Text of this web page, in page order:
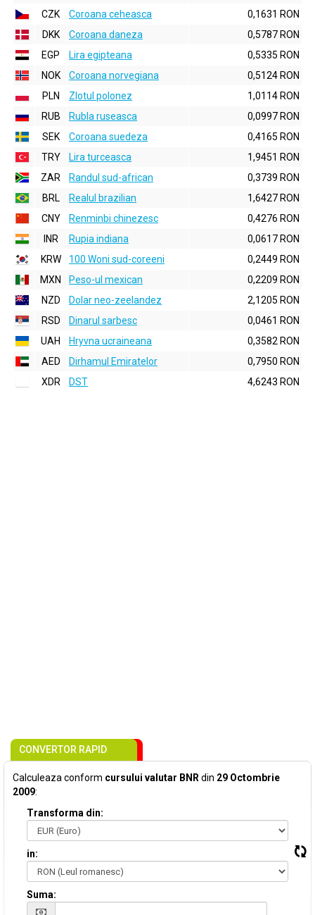
CZK
Coroana ceheasca
0,1631 RON
DKK
Coroana daneza
0,5787 RON
EGP
Lira egipteana
0,5335 RON
NOK
Coroana norvegiana
0,5124 RON
PLN
Zlotul polonez
1,0114 RON
RUB
Rubla ruseasca
0,0997 RON
SEK
Coroana suedeza
0,4165 RON
TRY
Lira turceasca
1,9451 RON
ZAR
Randul sud-african
0,3739 RON
BRL
Realul brazilian
1,6427 RON
CNY
Renminbi chinezesc
0,4276 RON
INR
Rupia indiana
0,0617 RON
KRW
100 Woni sud-coreeni
0,2449 RON
MXN
Peso-ul mexican
0,2209 RON
NZD
Dolar neo-zeelandez
2,1205 RON
RSD
Dinarul sarbesc
0,0461 RON
UAH
Hryvna ucraineana
0,3582 RON
AED
Dirhamul Emiratelor
0,7950 RON
XDR
DST 4,6243 RON
CONVERTOR RAPID
Calculeaza conform cursului valutar BNR din 29 Octombrie
2009:
Transforma din:
in:
Suma: